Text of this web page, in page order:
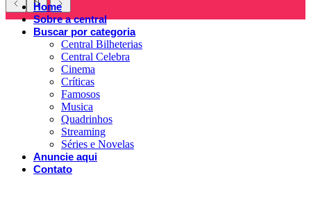
Home
Sobre a central
Buscar por categoria
Central Bilheterias
Central Celebra
Cinema
Críticas
Famosos
Musica
Quadrinhos
Streaming
Séries e Novelas
Anuncie aqui
Contato